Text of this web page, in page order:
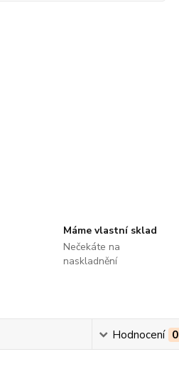
Máme vlastní sklad
Nečekáte na
naskladnění
Hodnocení 0